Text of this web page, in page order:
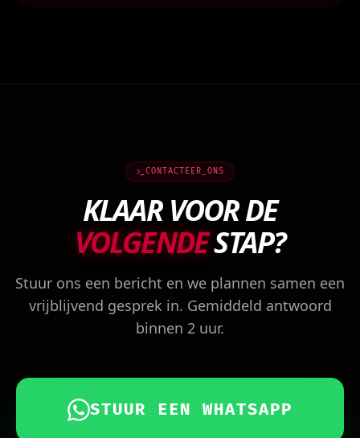
CONTACTEER_ONS
KLAAR VOOR DE
VOLGENDESTAP?
Stuur ons een bericht en we plannen samen een
vrijblijvend gesprek in. Gemiddeld antwoord
binnen 2 uur.
STUUR EEN WHATSAPP